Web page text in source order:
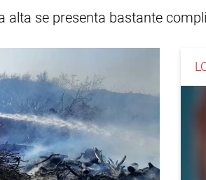
alta se presenta bastante